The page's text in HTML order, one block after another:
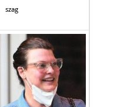
szag